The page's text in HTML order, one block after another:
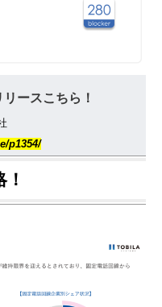
ースこちら！
p1354/